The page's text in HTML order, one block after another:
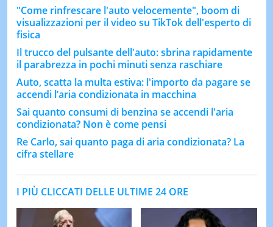
"Come rinfrescare l'auto velocemente", boom di
visualizzazioni per il video su TikTok dell'esperto di
fisica
Il trucco del pulsante dell'auto: sbrina rapidamente
il parabrezza in pochi minuti senza raschiare
Auto, scatta la multa estiva: l'importo da pagare se
accendi l’aria condizionata in macchina
Sai quanto consumi di benzina se accendi l'aria
condizionata? Non è come pensi
Re Carlo, sai quanto paga di aria condizionata? La
cifra stellare
I PIÙ CLICCATI DELLE ULTIME 24 ORE